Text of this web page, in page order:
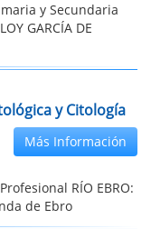
y Secundaria
GARCÍA DE
y Citología
Más Información
RÍO EBRO:
de Ebro